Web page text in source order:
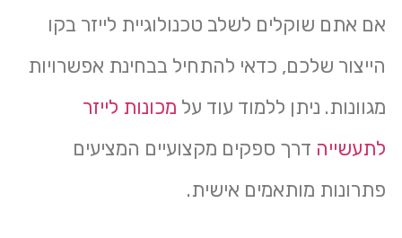
אם אתם שוקלים לשלב טכנולוגיית לייזר בקו
הייצור שלכם, כדאי להתחיל בבחינת אפשרויות
מגוונות. ניתן ללמוד עוד עלמכונות לייזר
לתעשייהדרך ספקים מקצועיים המציעים
פתרונות מותאמים אישית.